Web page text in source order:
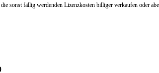
sonst fällig werdenden Lizenzkosten billiger verkaufen oder